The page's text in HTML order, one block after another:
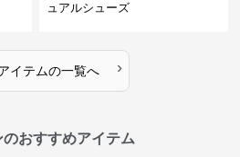
ュアルシューズ
イテムの一覧へ ›
おすすめアイテム